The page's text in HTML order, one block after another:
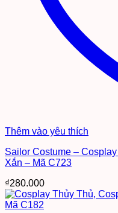
Thêm vào yêu thích
Sailor Costume –
Xắn – Mã C723
₫280.000